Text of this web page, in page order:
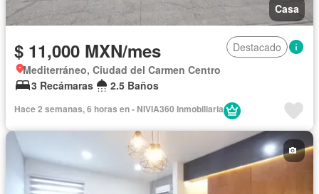
Casa
$ 11,000 MXN/mes
Destacado
Mediterráneo, Ciudad del Carmen Centro
3 Recámaras
2.5 Baños
Hace 2 semanas, 6 horas en - NIVIA360 Inmobiliaria